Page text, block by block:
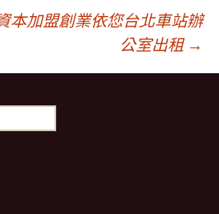
本加盟創業依您台北車站辦
公室出租 →